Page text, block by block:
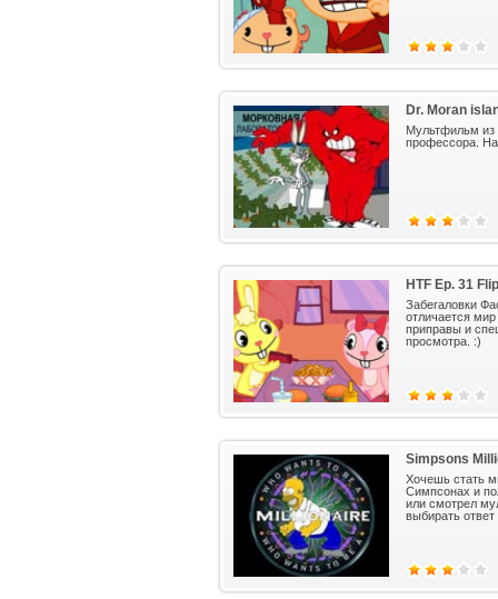
Dr. Moran
Мультфильм из
профессора. На
HTF Ep. 31
Забегаловки
отличается
приправы и
просмотра. :)
Simpsons
Хочешь стать
Симпсонах и
или смотрел
выбирать